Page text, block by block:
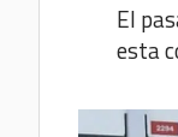
El
esta